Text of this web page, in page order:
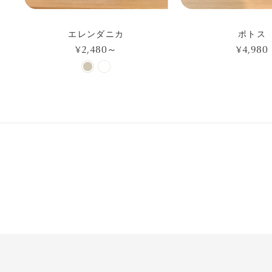
エレンダニカ
¥2,480～
ポトス
¥4,980